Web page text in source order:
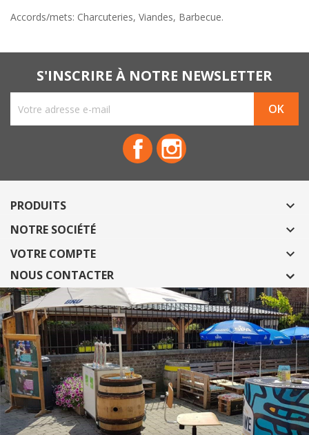
Accords/mets: Charcuteries, Viandes, Barbecue.
S'INSCRIRE À NOTRE NEWSLETTER
Facebook
PRODUITS 
NOTRE SOCIÉTÉ 
VOTRE COMPTE 
NOUS CONTACTER